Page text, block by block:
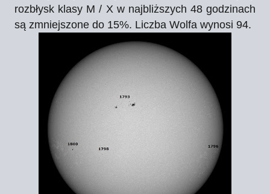
rozbłysk klasy M / X w najbliższych 48 godzinach
są zmniejszone do 15%. Liczba Wolfa wynosi 94.